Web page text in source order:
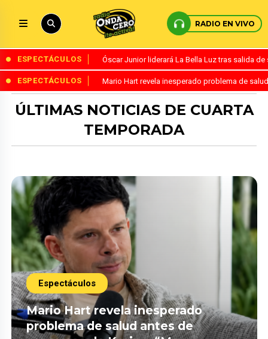
RADIO EN VIVO
ESPECTÁCULOS Óscar Junior liderará La Bella Luz tras salida
ESPECTÁCULOS Mario Hart revela inesperado problema de
ÚLTIMAS NOTICIAS DE CUARTA
TEMPORADA
Espectáculos
Mario Hart revela inesperado
problema de salud antes de